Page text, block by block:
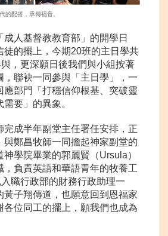
的配搭，承傳福音。
成人基督教教育部」的開學日
徒的擺上，今期20班的主日學共
，更深願日後我們與小組按著
，聯袂一同參與「主日學」，一
應部門「打穩信仰根基、突破靈
要」的異象。
完成半年副堂主任署任安排，正
與鄭昌牧師一同擔起神家副堂的
學院畢業的郭麗賢（Ursula）
，負責英語和華語青年的牧養工
職行政部的財務行政助理一
黃子翔傳道，也願意回到恩福家
各位同工的擺上，願我們也成為